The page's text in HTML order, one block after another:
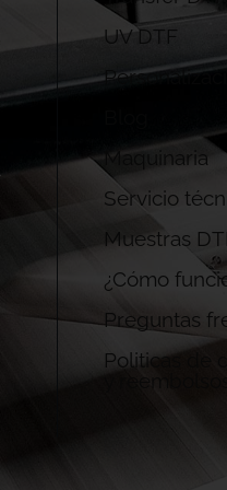
UV DTF
Maquinaria
Servicio
Muestras
¿Cómo
Preguntas
Politicas de